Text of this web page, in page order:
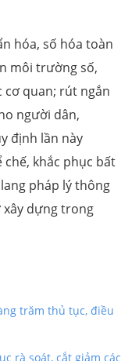
hóa, số hóa toàn
môi trường số,
cơ quan; rút ngắn
người dân,
định lần này
khắc phục bất
pháp lý thông
dựng trong
trăm thủ tục, điều
rà soát, cắt giảm các